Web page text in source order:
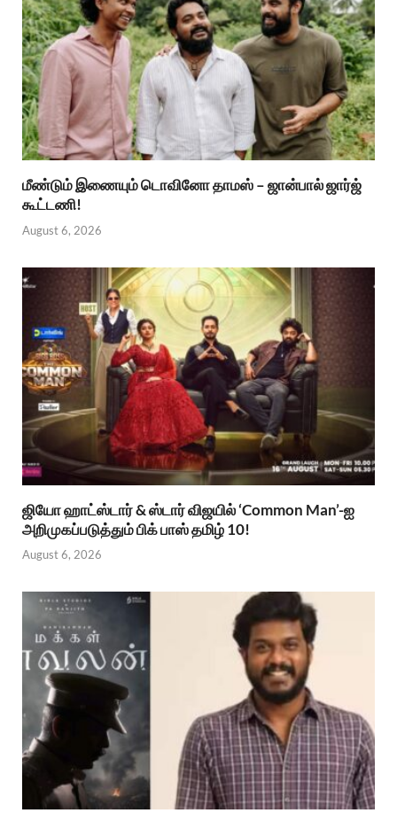
மீண்டும் இணையும் டொவினோ தாமஸ் – ஜான்பால் ஜார்ஜ்
கூட்டணி!
August 6, 2026
ஜியோ ஹாட்ஸ்டார் & ஸ்டார் விஜயில் ‘Common Man’-ஐ
அறிமுகப்படுத்தும் பிக் பாஸ் தமிழ் 10!
August 6, 2026